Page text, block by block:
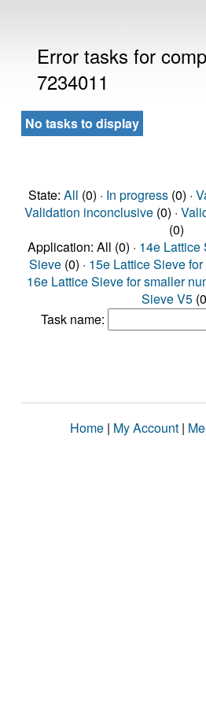
Error tasks for
7234011
No tasks to display
State: All (0) · In progress(0) ·
Validation inconclusive(0) ·
(0)
Application: All (0) · 14e Lattice
Sieve (0) · 15e Lattice Sieve
16e Lattice Sieve for smaller
Sieve V5
Task name:
Home | My Account |